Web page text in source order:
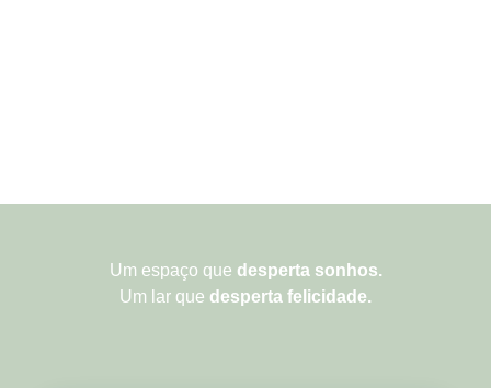
Um espaço que desperta sonhos.
Um lar que desperta felicidade.